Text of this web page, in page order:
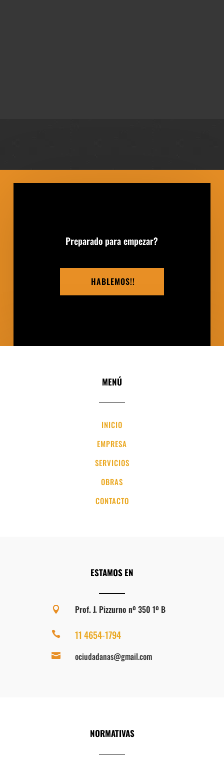
Preparado para empezar?
HABLEMOS!!
MENÚ
INICIO
EMPRESA
SERVICIOS
OBRAS
CONTACTO
ESTAMOS EN
 Prof. J. Pizzurno nº 350 1º B
 11 4654-1794
 ociudadanas@gmail.com
NORMATIVAS